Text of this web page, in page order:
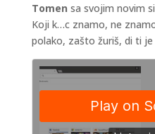
Tomen sa svojim novim
Koji k…c znamo, ne
polako, zašto žuriš, di ti je